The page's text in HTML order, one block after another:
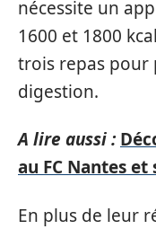
nécessite un
1600 et 1800
trois repas pour
digestion.
A lire aussi :
au FC Nantes
En plus de leur